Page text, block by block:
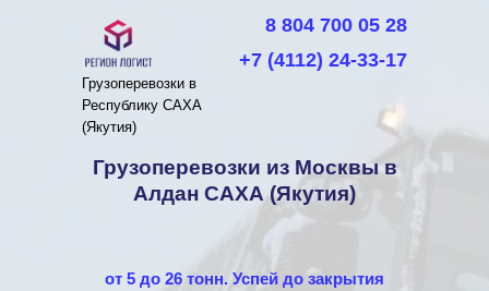
от 5 до 26 тонн. Успей до закрытия
Грузоперевозки из Москвыв
Алдан САХА (Якутия)
Грузоперевозки в
Республику САХА
(Якутия)
8 804 700 05 28
+7 (4112) 24-33-17